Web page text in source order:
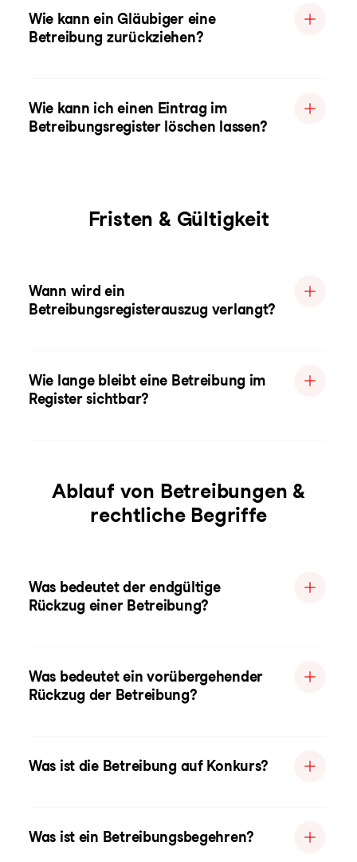
Wie kann ein Gläubiger eine
Betreibung zurückziehen?
Wie kann ich einen Eintrag im
Betreibungsregister löschen lassen?
Fristen & Gültigkeit
Wann wird ein
Betreibungsregisterauszug verlangt?
Wie lange bleibt eine Betreibung im
Register sichtbar?
Ablauf von Betreibungen &
rechtliche Begriffe
Was bedeutet der endgültige
Rückzug einer Betreibung?
Was bedeutet ein vorübergehender
Rückzug der Betreibung?
Was ist die Betreibung auf Konkurs?
Was ist ein Betreibungsbegehren?